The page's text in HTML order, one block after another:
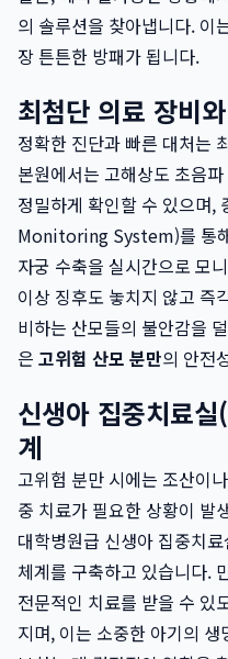
의 솔루션을 찾아냅니다. 이
장 튼튼한 방패가 됩니다.
최첨단 의료 장비
정확한 진단과 빠른 대처는
본원에서는 고해상도 초음
정밀하게 확인할 수 있으며,
Monitoring System)를 통
자궁 수축을 실시간으로 모
이상 징후도 놓치지 않고 즉
비하는 산모들의 불안감을
은 고위험 산모 분만의 안전
신생아 집중치료
계
고위험 분만 시에는 조산이
중 치료가 필요한 상황이 발
대학병원급 신생아 집중치
체계를 구축하고 있습니다.
전문적인 치료를 받을 수 있
지며, 이는 소중한 아기의